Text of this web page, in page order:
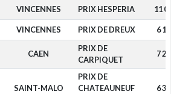
VINCENNES PRIX HESPERIA 11
VINCENNES PRIX DE DREUX 6
CAEN
PRIX DE
CARPIQUET
7
SAINT-MALO
PRIX DE
CHATEAUNEUF
6